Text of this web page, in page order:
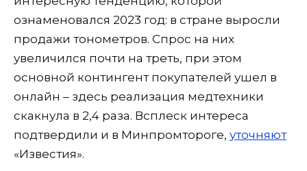
ознаменовался 2023 год: в стране выросли
продажи тонометров. Спрос на них
увеличился почти на треть, при этом
основной контингент покупателей ушел в
онлайн – здесь реализация медтехники
скакнула в 2,4 раза. Всплеск интереса
подтвердили и в Минпромтороге, уточняют
«Известия».